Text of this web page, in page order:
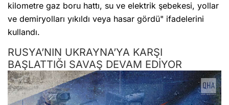
kilometre gaz boru hattı, su ve elektrik şebekesi, yollar
ve demiryolları yıkıldı veya hasar gördü" ifadelerini
kullandı.
RUSYA’NIN UKRAYNA’YA KARŞI
BAŞLATTIĞI SAVAŞ DEVAM EDİYOR